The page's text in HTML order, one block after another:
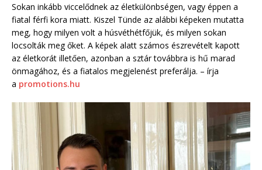
Sokan inkább viccelődnek az életkülönbségen, vagy éppen a
fiatal férfi kora miatt. Kiszel Tünde az alábbi képeken mutatta
meg, hogy milyen volt a húsvéthétfőjük, és milyen sokan
locsolták meg őket. A képek alatt számos észrevételt kapott
az életkorát illetően, azonban a sztár továbbra is hű marad
önmagához, és a fiatalos megjelenést preferálja. – írja
a promotions.hu